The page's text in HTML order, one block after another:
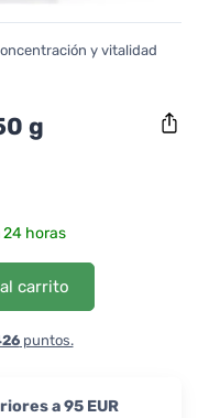
y vitalidad
g
24 horas
carrito
puntos.
a 95 EUR